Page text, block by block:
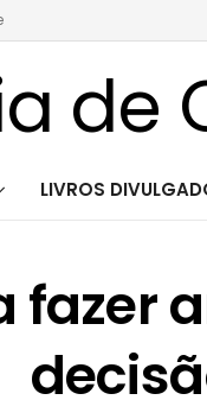
LIVROS
fazer